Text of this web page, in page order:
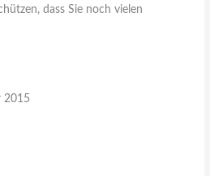
dass Sie noch vielen
2015